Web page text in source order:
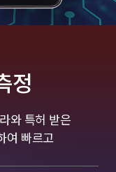
정
와 특허 받은
여 빠르고